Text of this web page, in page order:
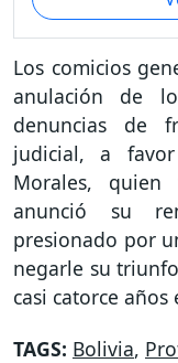
Los comicios
anulación de
denuncias de
judicial, a
Morales, quien
anunció su
presionado por
negarle su
casi catorce años
TAGS: Bolivia,